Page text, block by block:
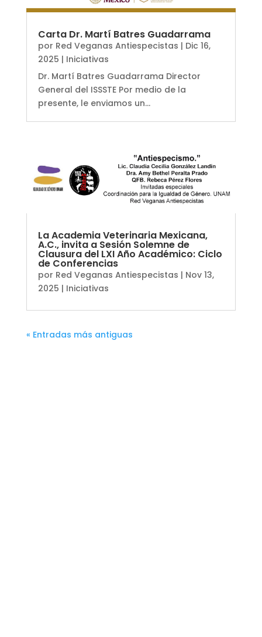
Carta Dr. Martí Batres Guadarrama
por Red Veganas Antiespecistas | Dic 16,
2025 | Iniciativas
Dr. Martí Batres Guadarrama Director
General del ISSSTE Por medio de la
presente, le enviamos un...
La Academia Veterinaria Mexicana,
A.C., invita a Sesión Solemne de
Clausura del LXI Año Académico: Ciclo
de Conferencias
por Red Veganas Antiespecistas | Nov 13,
2025 | Iniciativas
« Entradas más antiguas